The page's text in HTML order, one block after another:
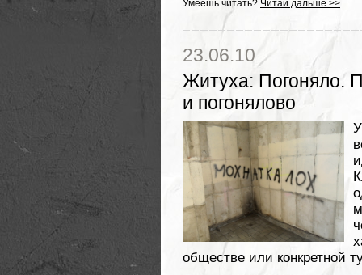
Умеешь читать? Читай дальше >>
23.06.10
Житуха: Погоняло.
и погонялово
обществе или конкретной